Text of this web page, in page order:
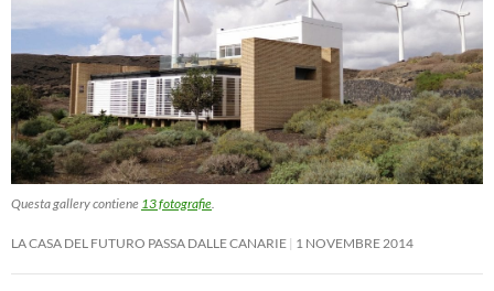
Questa gallery contiene 13 fotografie
LA CASA DEL FUTURO PASSA DALLE CANARIE 1 NOVEMBRE 2014